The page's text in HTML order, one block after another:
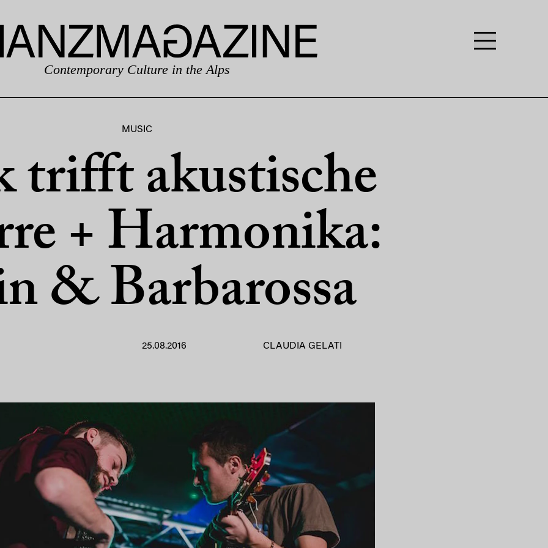
Contemporary Culture in the Alps
MUSIC
trifft akustische
+ Harmonika:
& Barbarossa
25.08.2016 CLAUDIA GELATI